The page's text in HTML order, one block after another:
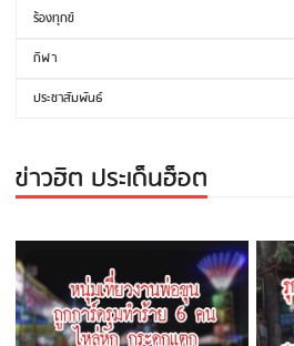
ร้องทุกข์
กีฬา
ประชาสัมพันธ์
ข่าวฮิต ประเด็นฮ็อต